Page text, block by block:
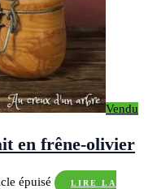
Vendu
en frêne-olivier
épuisé LIRE LA